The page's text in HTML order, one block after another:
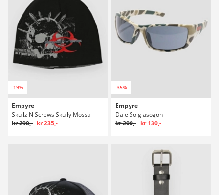
-19%
Empyre
Skullz N Screws Skully Mössa
kr 290,- kr 235,-
-35%
Empyre
Dale Solglasögon
kr 200,- kr 130,-